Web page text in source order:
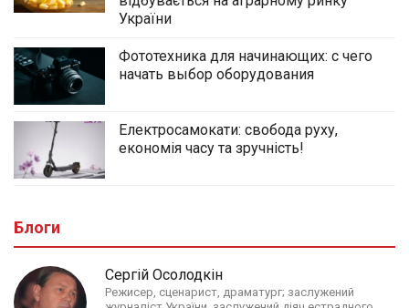
України
Фототехника для начинающих: с чего
начать выбор оборудования
Електросамокати: свобода руху,
економія часу та зручність!
Блоги
Сергій Осолодкін
Режисер, сценарист, драматург; заслужений